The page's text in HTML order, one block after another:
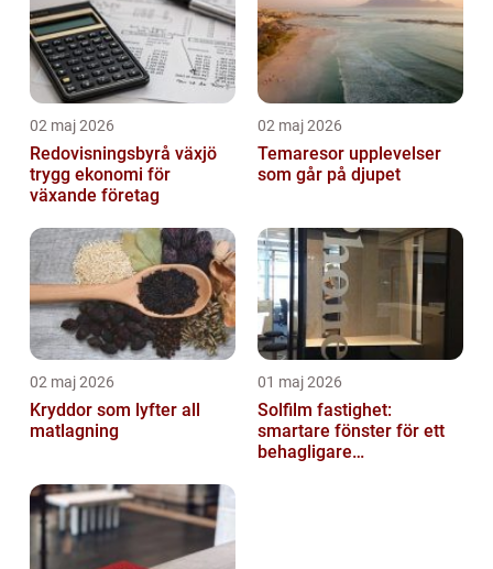
02 maj 2026
Redovisningsbyrå växjö
trygg ekonomi för
växande företag
02 maj 2026
Temaresor upplevelser
som går på djupet
02 maj 2026
Kryddor som lyfter all
matlagning
01 maj 2026
Solfilm fastighet:
smartare fönster för ett
behagligare